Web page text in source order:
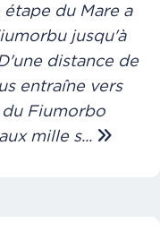
du Mare a
jusqu'à
distance de
entraîne vers
Fiumorbo
mille s...